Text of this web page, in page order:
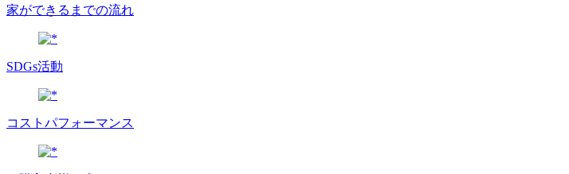
家ができるまでの流れ
SDGs活動
コストパフォーマンス